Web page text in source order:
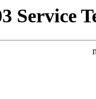
Service